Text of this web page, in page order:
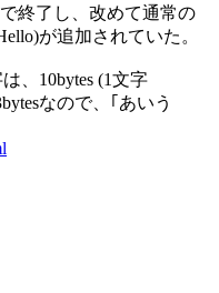
が追加されていた。
、10bytes (1文字
なので、｢あいう